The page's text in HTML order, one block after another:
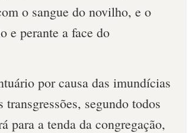
o sangue do novilho, e o
e perante a face do
por causa das imundícias
segundo todos
para a tenda da congregação,